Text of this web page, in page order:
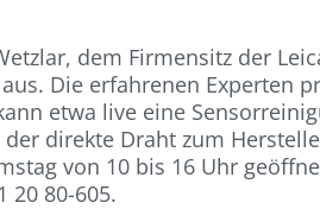
dem Firmensitz der
Die erfahrenen Experten
etwa live eine
direkte Draht zum
von 10 bis 16 Uhr
20 80-605.